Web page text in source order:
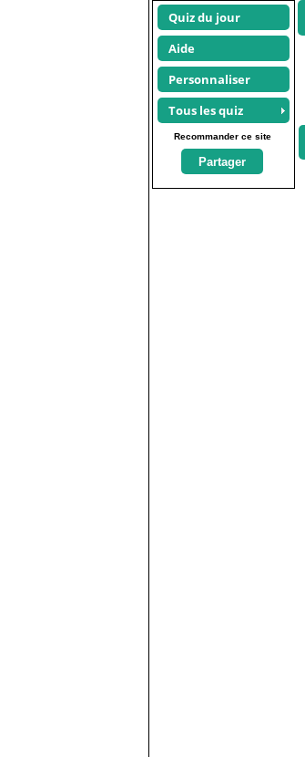
Quiz du jour
Aide
Personnaliser
Tous les quiz
Recommander ce site
Partager